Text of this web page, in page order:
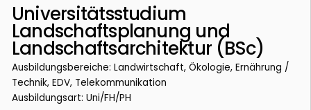
Universitätsstudium
Landschaftsplanung und
Landschaftsarchitektur (BSc)
Ausbildungsbereiche: Landwirtschaft, Ökologie, Ernährung /
Technik, EDV, Telekommunikation
Ausbildungsart: Uni/FH/PH